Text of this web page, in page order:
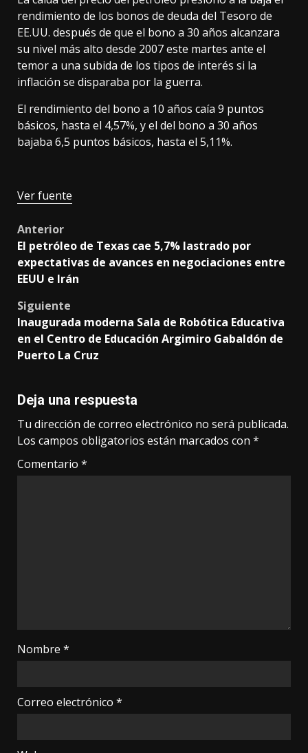
rendimiento de los bonos de deuda del Tesoro de
EE.UU. después de que el bono a 30 años alcanzara
su nivel más alto desde 2007 este martes ante el
temor a una subida de los tipos de interés si la
inflación se disparaba por la guerra.
El rendimiento del bono a 10 años caía 9 puntos
básicos, hasta el 4,57%, y el del bono a 30 años
bajaba 6,5 puntos básicos, hasta el 5,11%.
Ver fuente
Post
navigation
Anterior
El petróleo de Texas cae 5,7% lastrado por
expectativas de avances en negociaciones entre
EEUU e Irán
Siguiente
Inaugurada moderna Sala de Robótica Educativa
en el Centro de Educación Argimiro Gabaldón de
Puerto La Cruz
Deja una respuesta
Tu dirección de correo electrónico no será publicada.
Los campos obligatorios están marcados con *
Comentario *
Nombre *
Correo electrónico *